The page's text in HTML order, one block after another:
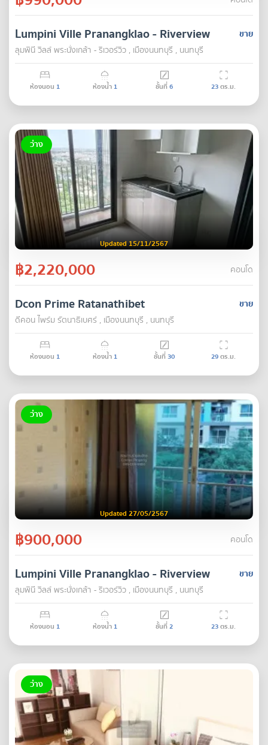
ขาย
Lumpini Ville Pranangklao - Riverview
ลุมพินี วิลล์ พระนั่งเกล้า - ริเวอร์วิว , เมืองนนทบุรี , นนทบุรี
ห้องนอน 1 ห้องน้ำ 1 ชั้นที่6 23ตร.ม.
ว่าง
Updated 15/11/2567
฿2,220,000 คอนโด
ขาย
Dcon Prime Ratanathibet
ดีคอน ไพร์ม รัตนาธิเบศร์ , เมืองนนทบุรี , นนทบุรี
ห้องนอน 1 ห้องน้ำ 1 ชั้นที่30 29ตร.ม.
ว่าง
Updated 27/05/2567
฿900,000 คอนโด
ขาย
Lumpini Ville Pranangklao - Riverview
ลุมพินี วิลล์ พระนั่งเกล้า - ริเวอร์วิว , เมืองนนทบุรี , นนทบุรี
ห้องนอน 1 ห้องน้ำ 1 ชั้นที่2 23ตร.ม.
ว่าง